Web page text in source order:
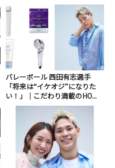
バレーボール 西田有志選手
「将来は“イケオジ”になりた
い！」｜こだわり満載のHO...